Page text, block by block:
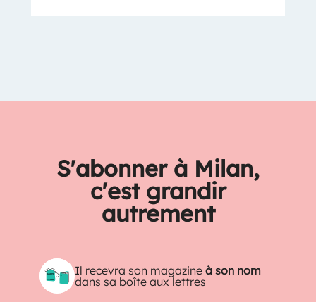
S'abonner à Milan,
c'est grandir
autrement
Il recevra son magazineà son nom
dans sa boîte aux lettres